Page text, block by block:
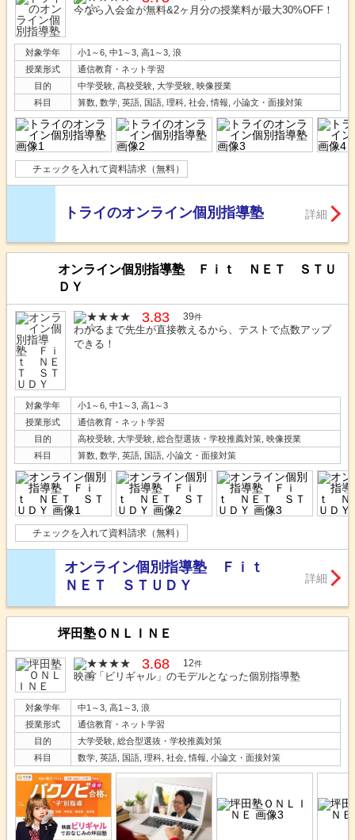
今なら入会金が無料&2ヶ月分の授業料が最大30%OFF！
対象学年
小1～6, 中1～3, 高1～3, 浪
授業形式
通信教育・ネット学習
目的
中学受験, 高校受験, 大学受験, 映像授業
科目
算数, 数学, 英語, 国語, 理科, 社会, 情報, 小論文・面接対策
チェックを入れて資料請求（無料）
トライのオンライン個別指導塾 詳細
オンライン個別指導塾 Ｆｉｔ ＮＥＴ ＳＴＵ
ＤＹ
3.83 39件
わかるまで先生が直接教えるから、テストで点数アップ
できる！
対象学年
小1～6, 中1～3, 高1～3
授業形式
通信教育・ネット学習
目的
高校受験, 大学受験, 総合型選抜・学校推薦対策, 映像授業
科目
算数, 数学, 英語, 国語, 小論文・面接対策
チェックを入れて資料請求（無料）
オンライン個別指導塾 Ｆｉｔ
ＮＥＴ ＳＴＵＤＹ
詳細
坪田塾ＯＮＬＩＮＥ
3.68 12件
映画「ビリギャル」のモデルとなった個別指導塾
対象学年
中1～3, 高1～3, 浪
授業形式
通信教育・ネット学習
目的
大学受験, 総合型選抜・学校推薦対策
科目
数学, 英語, 国語, 理科, 社会, 情報, 小論文・面接対策